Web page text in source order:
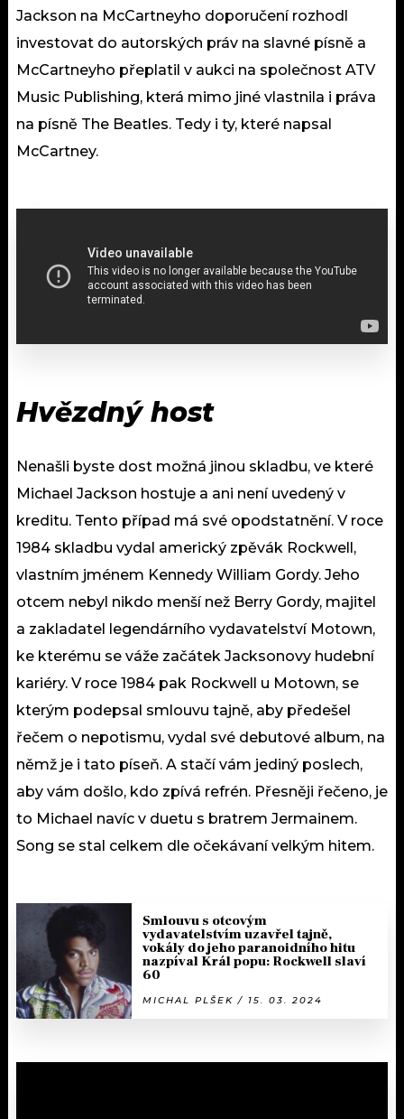
Jackson na McCartneyho doporučení rozhodl
investovat do autorských práv na slavné písně a
McCartneyho přeplatil v aukci na společnost ATV
Music Publishing, která mimo jiné vlastnila i práva
na písně The Beatles. Tedy i ty, které napsal
McCartney.
Hvězdný host
Nenašli byste dost možná jinou skladbu, ve které
Michael Jackson hostuje a ani není uvedený v
kreditu. Tento případ má své opodstatnění. V roce
1984 skladbu vydal americký zpěvák Rockwell,
vlastním jménem Kennedy William Gordy. Jeho
otcem nebyl nikdo menší než Berry Gordy, majitel
a zakladatel legendárního vydavatelství Motown,
ke kterému se váže začátek Jacksonovy hudební
kariéry. V roce 1984 pak Rockwell u Motown, se
kterým podepsal smlouvu tajně, aby předešel
řečem o nepotismu, vydal své debutové album, na
němž je i tato píseň. A stačí vám jediný poslech,
aby vám došlo, kdo zpívá refrén. Přesněji řečeno, je
to Michael navíc v duetu s bratrem Jermainem.
Song se stal celkem dle očekávaní velkým hitem.
Smlouvu s otcovým
vydavatelstvím uzavřel tajně,
vokály do jeho paranoidního hitu
nazpíval Král popu: Rockwell slaví
60
MICHAL PLŠEK / 15. 03. 2024